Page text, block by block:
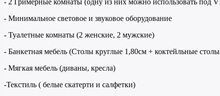
- Минимальное световое и звуковое оборудование
- Туалетные комнаты (2 женские, 2 мужские)
- Банкетная мебель (Столы круглые 1,80см + коктейльные
- Мягкая мебель (диваны, кресла)
-Текстиль ( белые скатерти и салфетки)